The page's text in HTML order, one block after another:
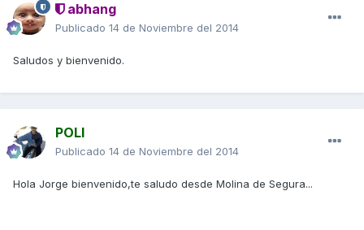
abhang
Publicado 14 de Noviembre del 2014
Saludos y bienvenido.
POLI
Publicado 14 de Noviembre del 2014
Hola Jorge bienvenido,te saludo desde Molina de Segura...